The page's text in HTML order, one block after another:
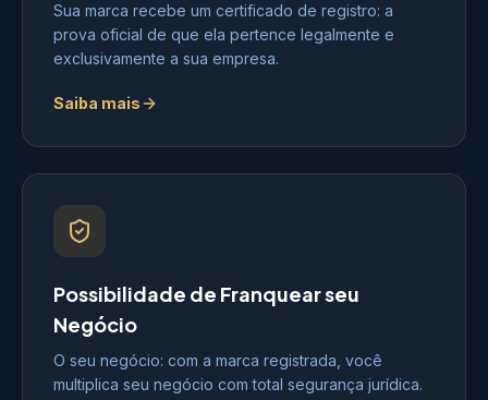
Sua marca recebe um certificado de registro: a
prova oficial de que ela pertence legalmente e
exclusivamente a sua empresa.
Saiba mais
Possibilidade de Franquear seu
Negócio
O seu negócio: com a marca registrada, você
multiplica seu negócio com total segurança jurídica.